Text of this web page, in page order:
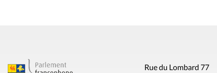
Rue du Lombard 77